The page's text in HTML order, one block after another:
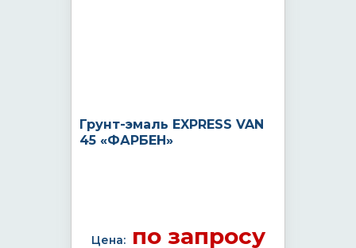
Грунт-эмаль EXPRESS VAN
45 «ФАРБЕН»
Цена:по запросу